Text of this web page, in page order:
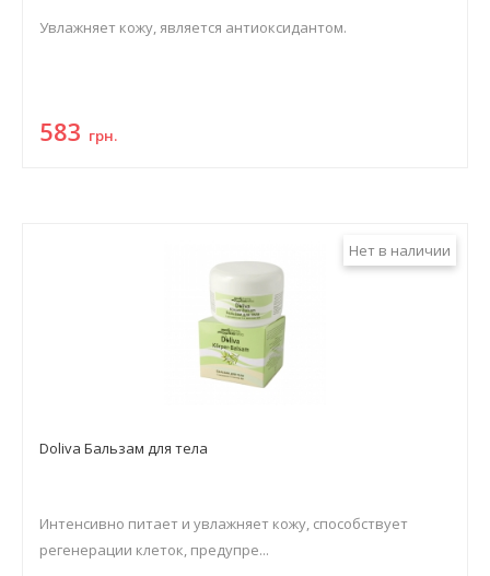
Увлажняет кожу, является антиоксидантом.
583 грн.
Нет в наличии
Doliva Бальзам для тела
Интенсивно питает и увлажняет кожу, способствует
регенерации клеток, предупре...